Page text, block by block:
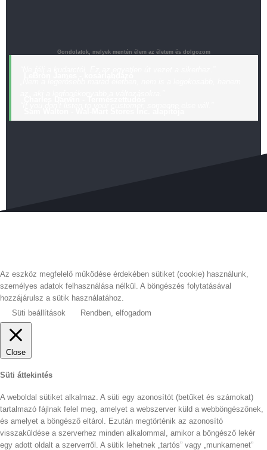
Szolgáltatások
Gondolatok, melyek mentén élem az életem és dolgozom
Az eszköz megfelelő működése érdekében sütiket (cookie) használunk,
személyes adatok felhasználása nélkül. A böngészés folytatásával
hozzájárulsz a sütik használatához.
Süti beállítások
Rendben, elfogadom
Close
Süti áttekintés
A weboldal sütiket alkalmaz. A süti egy azonosítót (betűket és számokat)
tartalmazó fájlnak felel meg, amelyet a webszerver küld a webböngészőnek,
és amelyet a böngésző eltárol. Ezután megtörténik az azonosító
visszaküldése a szerverhez minden alkalommal, amikor a böngésző lekér
egy adott oldalt a szerverről. A sütik lehetnek „tartós” vagy „munkamenet”